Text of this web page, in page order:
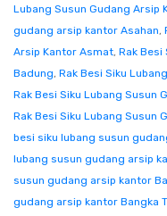
Lubang Susun Gudang Arsip
gudang arsip kantor Asahan,
Arsip Kantor Asmat, Rak Besi
Badung, Rak Besi Siku
Rak Besi Siku Lubang Susun
Rak Besi Siku Lubang Susun
besi siku lubang susun
lubang susun gudang arsip
susun gudang arsip kantor
gudang arsip kantor Bangka